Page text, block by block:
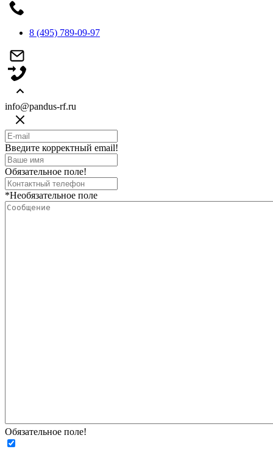
8 (495) 789-09-97
info@pandus-rf.ru
Введите корректный email!
Обязательное поле!
*Необязательное поле
Обязательное поле!